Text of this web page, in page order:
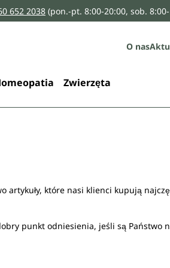
652 2038 (pon.-pt. 8:00-20:00, sob.
O nas
Zwierzęta
artykuły, które nasi klienci kupują
punkt odniesienia, jeśli są Państwo